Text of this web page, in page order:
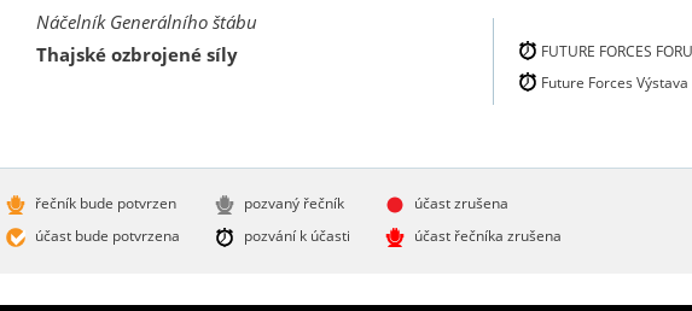
FUTURE FORCES
Future Forces
Náčelník Generálního štábu
Thajské ozbrojené síly
řečník bude potvrzen
účast bude potvrzena
pozvaný řečník
pozvání k účasti
účast zrušena
účast řečníka zrušena